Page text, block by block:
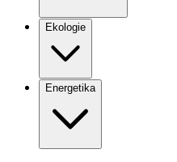
Ekologie
Energetika